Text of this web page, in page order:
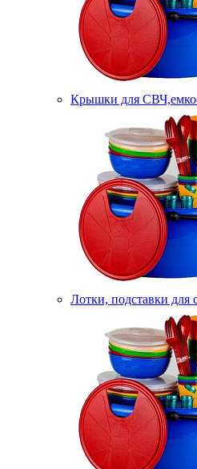
Крышки для
Лотки, подставки для